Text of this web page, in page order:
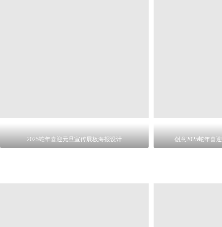
2025蛇年喜迎元旦宣传展板海报设计 创意2025蛇年喜